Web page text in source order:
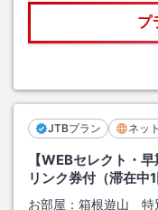
プ
JTBプラン ネッ
【WEBセレクト・
リンク券付（滞在中
お部屋： 箱根遊山